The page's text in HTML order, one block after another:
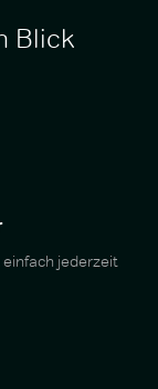
Blick
jederzeit